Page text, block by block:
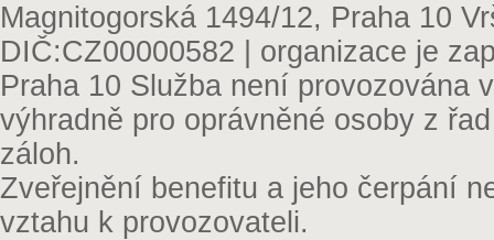
Magnitogorská 1494/12, Praha 10
DIČ:CZ00000582 | organizace je
Praha 10 Služba není provozována
výhradně pro oprávněné osoby z
záloh.
Zveřejnění benefitu a jeho čerpání
vztahu k provozovateli.